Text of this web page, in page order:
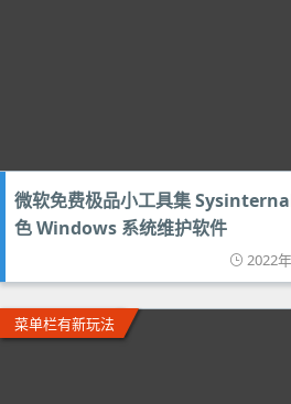
微软免费极品小工具集
色 Windows 系统维护软件
2022
菜单栏有新玩法